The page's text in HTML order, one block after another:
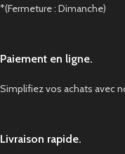
*(Fermeture : Dimanche)
Paiement en ligne.
Simplifiez vos achats avec
Livraison rapide.